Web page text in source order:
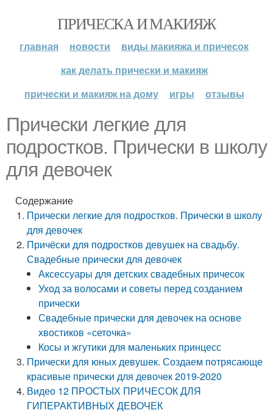
ПРИЧЕСКА И МАКИЯЖ
главная новости
виды макияжа и причесок
как делать прически и макияж
прически и макияж на дому
игры отзывы
Прически легкие для
подростков. Прически в школу
для девочек
Содержание
Прически легкие для подростков. Прически в школу
для девочек
Причёски для подростков девушек на свадьбу.
Свадебные прически для девочек
Аксессуары для детских свадебных причесок
Уход за волосами и советы перед созданием
прически
Свадебные прически для девочек на основе
хвостиков «сеточка»
Косы и жгутики для маленьких принцесс
Прически для юных девушек. Создаем потрясающе
красивые прически для девочек 2019-2020
Видео 12 ПРОСТЫХ ПРИЧЕСОК ДЛЯ
ГИПЕРАКТИВНЫХ ДЕВОЧЕК